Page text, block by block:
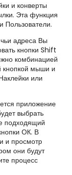
и конверты
Эта функция
Пользователи.
адреса Вы
кнопки Shift
комбинацией
кнопкой мыши и
или
приложение
выбрать
подходящий
ОК. В
и просмотр
они будут
процесс